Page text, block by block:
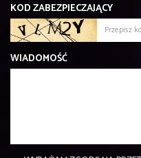
KOD ZABEZPIECZAJĄCY
WIADOMOŚĆ